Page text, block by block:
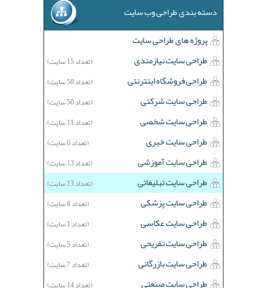
دسته بندی طراحی وب سایت
پروژه های طراحی سایت
طراحی سایت نیازمندی
(تعداد 15 سایت)
طراحی فروشگاه اینترنتی (تعداد 58 سایت)
طراحی سایت شرکتی (تعداد 50 سایت)
طراحی سایت شخصی (تعداد 11 سایت)
طراحی سایت خبری (تعداد 6 سایت)
طراحی سایت آموزشی (تعداد 13 سایت)
طراحی سایت تبلیغاتی (تعداد 13 سایت)
طراحی سایت پزشکی (تعداد 8 سایت)
طراحی سایت عکاسی (تعداد 1 سایت)
طراحی سایت تفریحی (تعداد 5 سایت)
طراحی سایت بازرگانی (تعداد 7 سایت)
طراحی سایت صنعتی